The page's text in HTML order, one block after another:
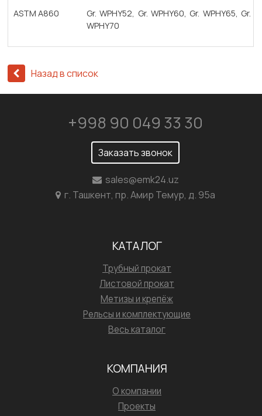
ASTM A860
Gr. WPHY52, Gr. WPHY60, Gr. WPHY65, Gr.
WPHY70
Назад в список
+998 90 049 33 30
Заказать звонок
sales@emk24.uz
г. Ташкент, пр. Амир Темур, д. 95а
КАТАЛОГ
Трубный прокат
Листовой прокат
Метизы и крепёж
Рельсы и комплектующие
Весь каталог
КОМПАНИЯ
О компании
Проекты